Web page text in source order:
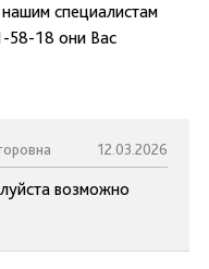
специалистам
58-18 они Вас
12.03.2026
возможно